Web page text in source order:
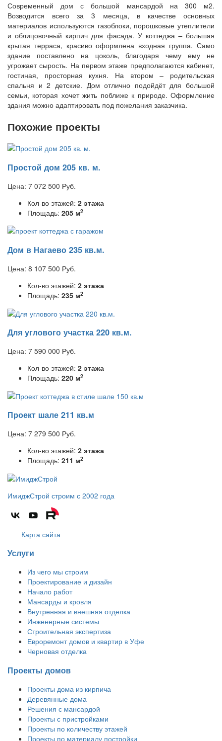
Современный дом с большой мансардой на 300 м2.
Возводится всего за 3 месяца, в качестве основных
материалов используются газоблоки, порошковые утеплители
и облицовочный кирпич для фасада. У коттеджа – большая
крытая терраса, красиво оформлена входная группа. Само
здание поставлено на цоколь, благодаря чему ему не
угрожает сырость. На первом этаже предполагаются кабинет,
гостиная, просторная кухня. На втором – родительская
спальня и 2 детские. Дом отлично подойдёт для большой
семьи, которая хочет жить поближе к природе. Оформление
здания можно адаптировать под пожелания заказчика.
Похожие проекты
Простой дом 205 кв. м.
Цена: 7 072 500 Руб.
Кол-во этажей: 2 этажа
Площадь: 205 м2
Дом в Нагаево 235 кв.м.
Цена: 8 107 500 Руб.
Кол-во этажей: 2 этажа
Площадь: 235 м2
Для углового участка 220 кв.м.
Цена: 7 590 000 Руб.
Кол-во этажей: 2 этажа
Площадь: 220 м2
Проект шале 211 кв.м
Цена: 7 279 500 Руб.
Кол-во этажей: 2 этажа
Площадь: 211 м2
ИмиджСтрой строим с 2002 года
Карта сайта
Услуги
Из чего мы строим
Проектирование и дизайн
Начало работ
Мансарды и кровля
Внутренняя и внешняя отделка
Инженерные системы
Строительная экспертиза
Евроремонт домов и квартир в Уфе
Черновая отделка
Проекты домов
Проекты дома из кирпича
Деревянные дома
Решения с мансардой
Проекты с пристройками
Проекты по количеству этажей
Проекты по материалу постройки